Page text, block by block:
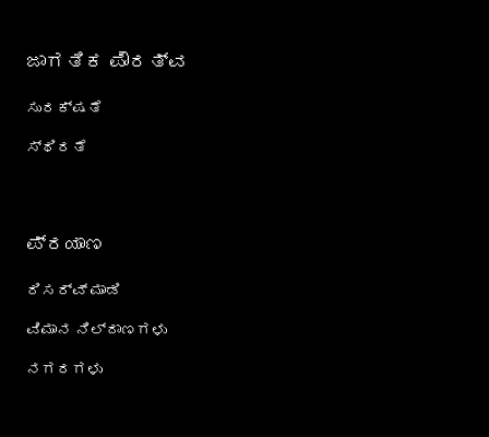
ಜಾಗತಿಕ ಪೌರತ್ವ
ಸುರಕ್ಷತೆ
ಸ್ಥಿರತೆ
ಪ್ರಯಾಣ
ರಿಸರ್ವ್ ಮಾಡಿ
ವಿಮಾನ ನಿಲ್ದಾಣಗಳು
ನಗರಗಳು